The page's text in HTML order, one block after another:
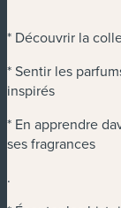
* Découvrir la
* Sentir les
inspirés
* En apprendre
ses fragrances
.